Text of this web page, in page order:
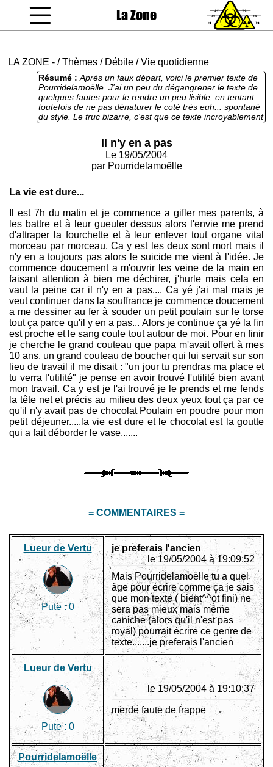
La Zone
LA ZONE - /Thèmes / Débile /Vie quotidienne
Résumé : Après un faux départ, voici le premier texte de
Pourridelamoëlle. J'ai un peu du dégangrener le texte de
quelques fautes pour le rendre un peu lisible, en tentant
toutefois de ne pas dénaturer le coté très euh... spontané
du style. Le truc bizarre, c'est que ce texte incroyablement
stupide m'a fait marrer. Faut que j'aille me faire soigner.
Il n'y en a pas
Le 19/05/2004
par Pourridelamoëlle
La vie est dure...
Il est 7h du matin et je commence a gifler mes parents, à
les battre et à leur gueuler dessus alors l'envie me prend
d'attraper la fourchette et à leur enlever tout organe vital
morceau par morceau. Ca y est les deux sont mort mais il
n'y en a toujours pas alors le suicide me vient à l'idée. Je
commence doucement a m'ouvrir les veine de la main en
faisant attention à bien me déchirer, j'hurle mais cela en
vaut la peine car il n'y en a pas.... Ca yé j'ai mal mais je
veut continuer dans la souffrance je commence doucement
a me dessiner au fer à souder un petit poulain sur le torse
tout ça parce qu'il y en a pas... Alors je continue ça yé la fin
est proche et le sang coule tout autour de moi. Pour en finir
je cherche le grand couteau que papa m'avait offert à mes
10 ans, un grand couteau de boucher qui lui servait sur son
lieu de travail il me disait : "un jour tu prendras ma place et
tu verra l'utilité" je pense en avoir trouvé l'utilité bien avant
mon travail. Ca y est je l'ai trouvé je le prends et me fends
la tête net et précis au milieu des deux yeux tout ça par ce
qu'il n'y avait pas de chocolat Poulain en poudre pour mon
petit déjeuner.....la vie est dure et le chocolat est la goutte
qui a fait déborder le vase.......
= COMMENTAIRES =
Lueur de Vertu
Pute :0
je preferais l'ancien
le 19/05/2004 à 19:09:52
Mais Pourridelamoëlle tu a quel
âge pour écrire comme ça je sais
que mon texte ( bient^^ot fini) ne
sera pas mieux mais même
caniche (alors qu'il n'est pas
royal) pourrait écrire ce genre de
texte.......je preferais l'ancien
Lueur de Vertu
Pute : 0
le 19/05/2004 à 19:10:37
merde faute de frappe
Pourridelamoëlle